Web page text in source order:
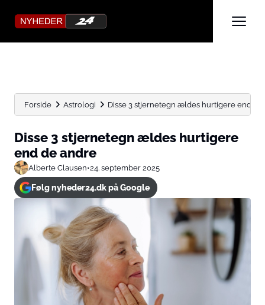
Forside Astrologi Disse 3 stjernetegn ældes hurtigere end de
Disse 3 stjernetegn ældes hurtigere
end de andre
Alberte Clausen•24. september 2025
Følg nyheder24.dk på Google